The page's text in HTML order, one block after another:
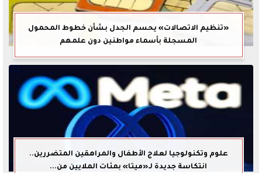
«تنظيم الاتصالات» يحسم الجدل بشأن خطوط المحمول
المسجلة بأسماء مواطنين دون علمهم
علوم وتكنولوجيا لعلاج الأطفال والمراهقين المتضررين..
انتكاسة جديدة لـ«ميتا» بمئات الملايين من...